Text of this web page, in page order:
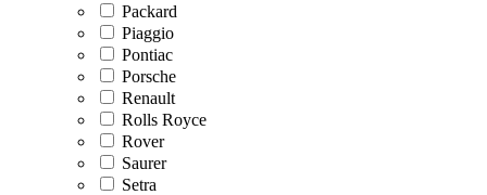
Packard
Piaggio
Pontiac
Porsche
Renault
Rolls Royce
Rover
Saurer
Setra